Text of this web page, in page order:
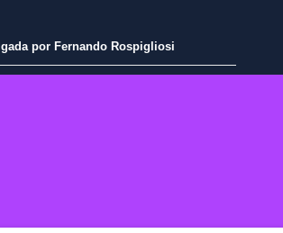
por Fernando Rospigliosi